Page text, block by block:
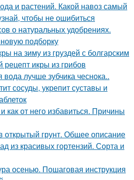
и растений. Какой навоз самый
чтобы не ошибиться
о натуральных удобрениях.
подборку
на зиму из груздей с болгарским
рецепт икры из грибов
лучше зубчика чеснока..
сосуды, укрепит суставы и
как от него избавиться. Причины
открытый грунт. Общее описание
из красивых гортензий. Сорта и
осенью. Пошаговая инструкция